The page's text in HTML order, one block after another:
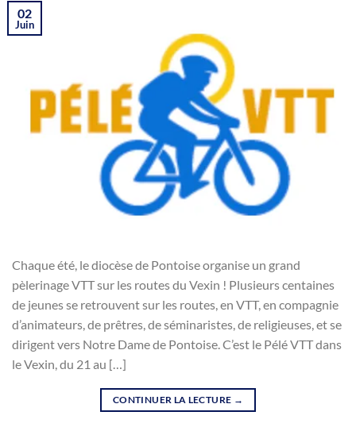
02
Juin
Chaque été, le diocèse de Pontoise organise un grand
pèlerinage VTT sur les routes du Vexin ! Plusieurs centaines
de jeunes se retrouvent sur les routes, en VTT, en compagnie
d’animateurs, de prêtres, de séminaristes, de religieuses, et se
dirigent vers Notre Dame de Pontoise. C’est le Pélé VTT dans
le Vexin, du 21 au […]
CONTINUER LA LECTURE →